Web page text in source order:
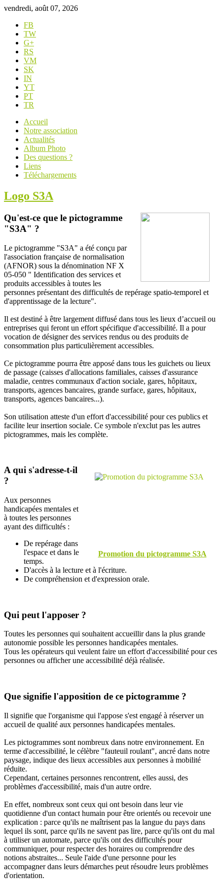
vendredi, août 07, 2026
FB
TW
G+
RS
VM
SK
IN
YT
PT
TR
Accueil
Notre association
Actualités
Album Photo
Des questions ?
Liens
Téléchargements
Logo S3A
Qu'est-ce que le pictogramme
"S3A" ?
Le pictogramme "S3A" a été conçu par
l'association française de normalisation
(AFNOR) sous la dénomination NF X
05-050 " Identification des services et
produits accessibles à toutes les
personnes présentant des difficultés de repérage spatio-temporel et
d'apprentissage de la lecture".
Il est destiné à être largement diffusé dans tous les lieux d’accueil ou
entreprises qui feront un effort spécifique d'accessibilité. Il a pour
vocation de désigner des services rendus ou des produits de
consommation plus particulièrement accessibles.
Ce pictogramme pourra être apposé dans tous les guichets ou lieux
de passage (caisses d'allocations familiales, caisses d'assurance
maladie, centres communaux d'action sociale, gares, hôpitaux,
transports, agences bancaires, grande surface, gares, hôpitaux,
transports, agences bancaires...).
Son utilisation atteste d'un effort d'accessibilité pour ces publics et
facilite leur insertion sociale. Ce symbole n'exclut pas les autres
pictogrammes, mais les complète.
Promotion du pictogramme S3A
A qui s'adresse-t-il
?
Aux personnes
handicapées mentales et
à toutes les personnes
ayant des difficultés :
De repérage dans
l'espace et dans le
temps.
D'accès à la lecture et à l'écriture.
De compréhension et d'expression orale.
Qui peut l'apposer ?
Toutes les personnes qui souhaitent accueillir dans la plus grande
autonomie possible les personnes handicapées mentales.
Tous les opérateurs qui veulent faire un effort d'accessibilité pour ces
personnes ou afficher une accessibilité déjà réalisée.
Que signifie l'apposition de ce pictogramme ?
Il signifie que l'organisme qui l'appose s'est engagé à réserver un
accueil de qualité aux personnes handicapées mentales.
Les pictogrammes sont nombreux dans notre environnement. En
terme d'accessibilité, le célèbre "fauteuil roulant", ancré dans notre
paysage, indique des lieux accessibles aux personnes à mobilité
réduite.
Cependant, certaines personnes rencontrent, elles aussi, des
problèmes d'accessibilité, mais d'un autre ordre.
En effet, nombreux sont ceux qui ont besoin dans leur vie
quotidienne d'un contact humain pour être orientés ou recevoir une
explication : parce qu'ils ne maîtrisent pas la langue du pays dans
lequel ils sont, parce qu'ils ne savent pas lire, parce qu'ils ont du mal
à utiliser un automate, parce qu'ils ont des difficultés pour
communiquer, pour respecter des horaires ou comprendre des
notions abstraites... Seule l'aide d'une personne pour les
accompagner dans leurs démarches peut résoudre leurs problèmes
d'orientation.